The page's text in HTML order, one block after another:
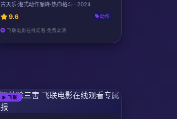
古天乐·港式动作巅峰·热血格斗 · 2024
9.6 动作
飞联电影在线观看·免费高清
飞联